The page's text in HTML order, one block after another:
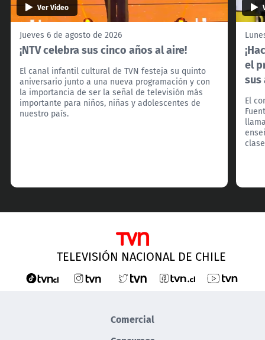
Ver Video
Jueves 6 de agosto de 2026
¡NTV celebra sus cinco años al aire!
El canal infantil cultural de TVN festeja su quinto
aniversario junto a una nueva programación y con
la importancia de ser la señal de televisión más
importante para niños, niñas y adolescentes de
nuestro país.
el
sus
El
TELEVISIÓN NACIONAL DE CHILE
Comercial